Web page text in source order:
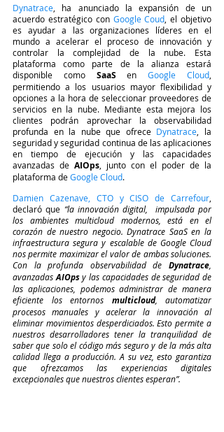
Dynatrace , ha anunciado la expansión de un
acuerdo estratégico con Google Coud , el objetivo
es ayudar a las organizaciones líderes en el
mundo a acelerar el proceso de innovación y
controlar la complejidad de la nube. Esta
plataforma como parte de la alianza estará
disponible como SaaS en Google Cloud
permitiendo a los usuarios mayor flexibilidad y
opciones a la hora de seleccionar proveedores de
servicios en la nube. Mediante esta mejora los
clientes podrán aprovechar la observabilidad
profunda en la nube que ofrece Dynatrace , la
seguridad y seguridad continua de las aplicaciones
en tiempo de ejecución y las capacidades
avanzadas de AIOps , junto con el poder de la
plataforma de Google Cloud.
Damien Cazenave, CTO y CISO de Carrefour
declaró que “la innovación digital,  impulsada por
los ambientes multicloud modernos, está en el
corazón de nuestro negocio. Dynatrace SaaS en la
infraestructura segura y escalable de Google Cloud
nos permite maximizar el valor de ambas soluciones.
Con la profunda observabilidad de Dynatrace
avanzadas AIOps y las capacidades de seguridad de
las aplicaciones, podemos administrar de manera
eficiente los entornos multicloud, automatizar
procesos manuales y acelerar la innovación al
eliminar movimientos desperdiciados. Esto permite a
nuestros desarrolladores tener la tranquilidad de
saber que solo el código más seguro y de la más alta
calidad llega a producción. A su vez, esto garantiza
que ofrezcamos las experiencias digitales
excepcionales que nuestros clientes esperan”.